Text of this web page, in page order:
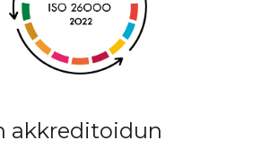
akkreditoidun